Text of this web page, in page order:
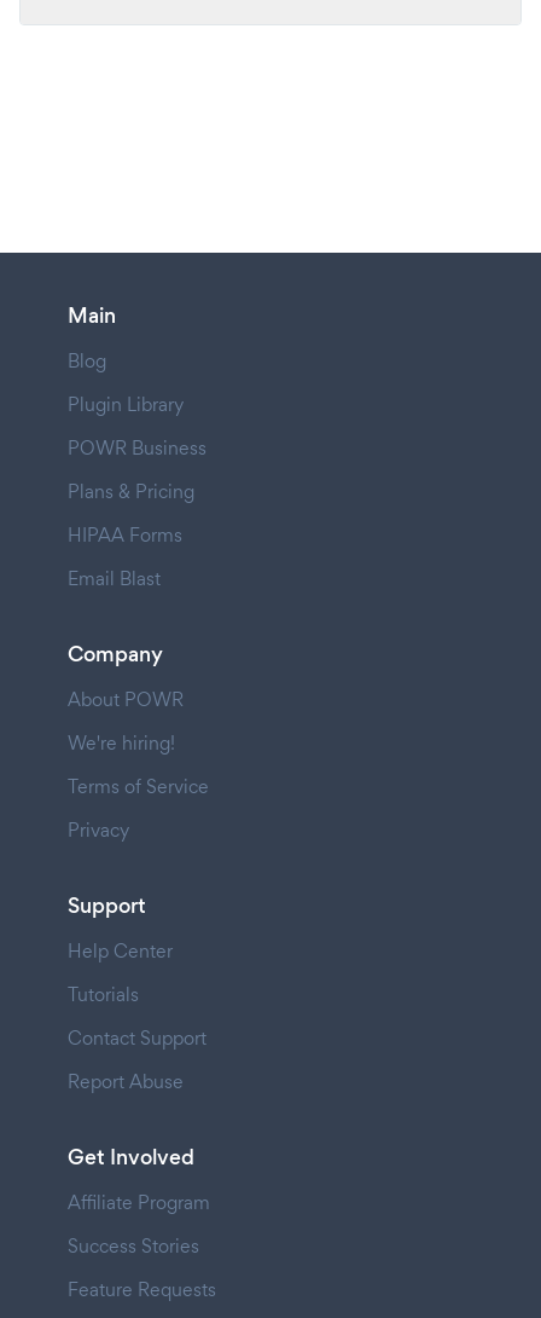
Main
Blog
Plugin Library
POWR Business
Plans & Pricing
HIPAA Forms
Email Blast
Company
About POWR
We're hiring!
Terms of Service
Privacy
Support
Help Center
Tutorials
Contact Support
Report Abuse
Get Involved
Affiliate Program
Success Stories
Feature Requests